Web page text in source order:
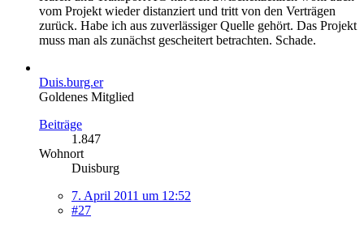
vom Projekt wieder distanziert und tritt von den Verträgen
zurück. Habe ich aus zuverlässiger Quelle gehört. Das Projekt
muss man als zunächst gescheitert betrachten. Schade.
Duis.burg.er
Goldenes Mitglied
Beiträge
1.847
Wohnort
Duisburg
7. April 2011 um 12:52
#27